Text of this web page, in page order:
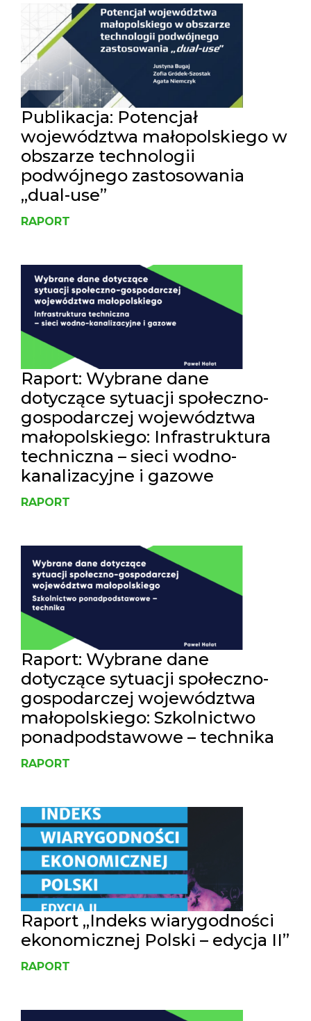
Publikacja: Potencjał
województwa małopolskiego w
obszarze technologii
podwójnego zastosowania
„dual-use”
RAPORT
Raport: Wybrane dane
dotyczące sytuacji społeczno-
gospodarczej województwa
małopolskiego: Infrastruktura
techniczna – sieci wodno-
kanalizacyjne i gazowe
RAPORT
Raport: Wybrane dane
dotyczące sytuacji społeczno-
gospodarczej województwa
małopolskiego: Szkolnictwo
ponadpodstawowe – technika
RAPORT
Raport „Indeks wiarygodności
ekonomicznej Polski – edycja II”
RAPORT